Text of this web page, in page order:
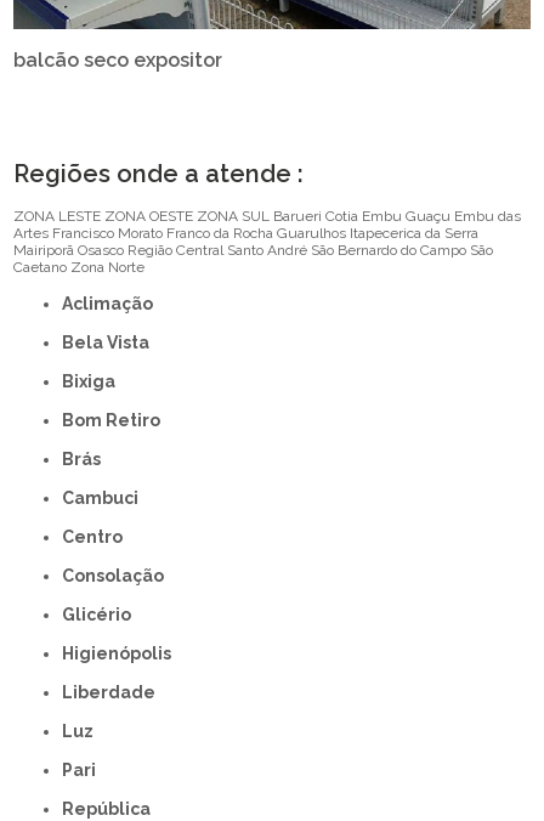
balcão seco expositor
Regiões onde a atende :
ZONA LESTE ZONA OESTE ZONA SUL Barueri Cotia Embu Guaçu Embu das
Artes Francisco Morato Franco da Rocha Guarulhos Itapecerica da Serra
Mairiporã Osasco Região Central Santo André São Bernardo do Campo São
Caetano Zona Norte
Aclimação
Bela Vista
Bixiga
Bom Retiro
Brás
Cambuci
Centro
Consolação
Glicério
Higienópolis
Liberdade
Luz
Pari
República